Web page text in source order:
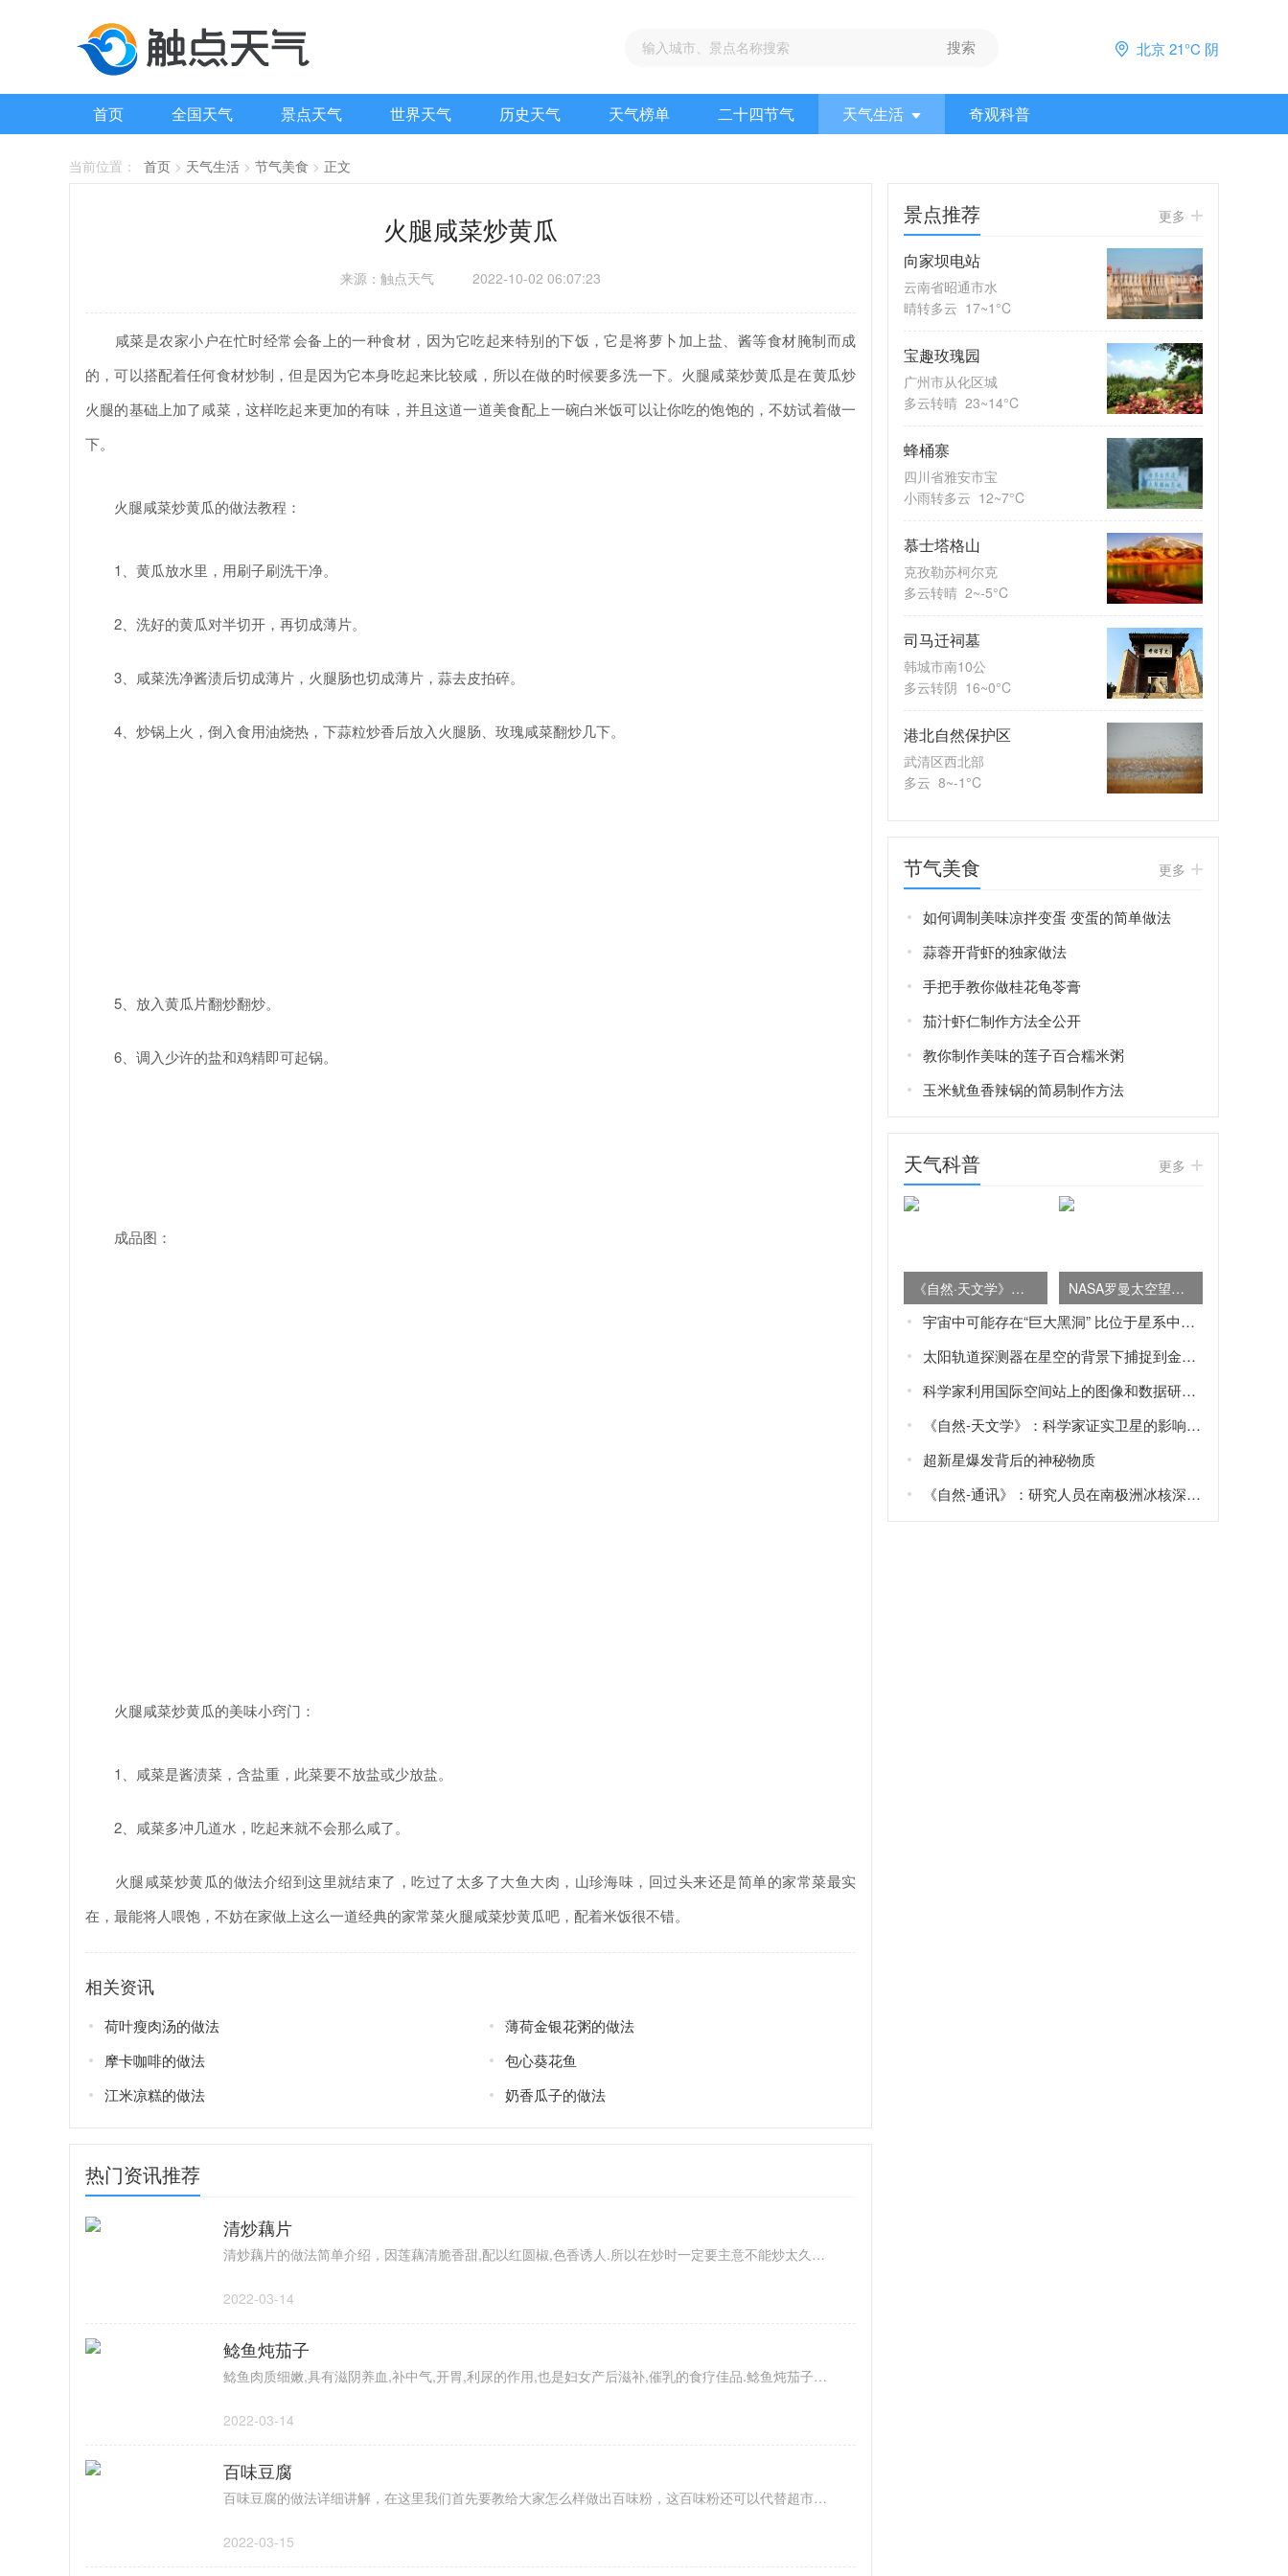
北京 21°C 阴
首页 全国天气 景点天气 世界天气 历史天气 天气榜单 二十四节气 天气生活 奇观科普
当前位置： 首页 > 天气生活 > 节气美食 > 正文
火腿咸菜炒黄瓜
来源：触点天气 2022-10-02 06:07:23
咸菜是农家小户在忙时经常会备上的一种食材，因为它吃起来特别的下饭，它是将萝卜加上盐、酱等食材腌制而成
的，可以搭配着任何食材炒制，但是因为它本身吃起来比较咸，所以在做的时候要多洗一下。火腿咸菜炒黄瓜是在黄瓜炒
火腿的基础上加了咸菜，这样吃起来更加的有味，并且这道一道美食配上一碗白米饭可以让你吃的饱饱的，不妨试着做一
下。
火腿咸菜炒黄瓜的做法教程：
1、黄瓜放水里，用刷子刷洗干净。
2、洗好的黄瓜对半切开，再切成薄片。
3、咸菜洗净酱渍后切成薄片，火腿肠也切成薄片，蒜去皮拍碎。
4、炒锅上火，倒入食用油烧热，下蒜粒炒香后放入火腿肠、玫瑰咸菜翻炒几下。
5、放入黄瓜片翻炒翻炒。
6、调入少许的盐和鸡精即可起锅。
成品图：
火腿咸菜炒黄瓜的美味小窍门：
1、咸菜是酱渍菜，含盐重，此菜要不放盐或少放盐。
2、咸菜多冲几道水，吃起来就不会那么咸了。
火腿咸菜炒黄瓜的做法介绍到这里就结束了，吃过了太多了大鱼大肉，山珍海味，回过头来还是简单的家常菜最实
在，最能将人喂饱，不妨在家做上这么一道经典的家常菜火腿咸菜炒黄瓜吧，配着米饭很不错。
相关资讯
荷叶瘦肉汤的做法
薄荷金银花粥的做法
摩卡咖啡的做法
包心葵花鱼
江米凉糕的做法
奶香瓜子的做法
热门资讯推荐
清炒藕片
清炒藕片的做法简单介绍，因莲藕清脆香甜,配以红圆椒,色香诱人.所以在炒时一定要主意不能炒太久了。炒藕片是一定要洗干净锅,这样炒出来才鲜亮不变色.
2022-03-14
鲶鱼炖茄子
鲶鱼肉质细嫩,具有滋阴养血,补中气,开胃,利尿的作用,也是妇女产后滋补,催乳的食疗佳品.鲶鱼炖茄子的做法非常简单是一道不错的家常美食！
2022-03-14
百味豆腐
百味豆腐的做法详细讲解，在这里我们首先要教给大家怎么样做出百味粉，这百味粉还可以代替超市里炸鸡腿粉。下面就来教你如何做出好吃的百味豆腐。
2022-03-15
景点推荐 更多
向家坝电站
云南省昭通市水
晴转多云 17~1°C
宝趣玫瑰园
广州市从化区城
多云转晴 23~14°C
蜂桶寨
四川省雅安市宝
小雨转多云 12~7°C
慕士塔格山
克孜勒苏柯尔克
多云转晴 2~-5°C
司马迁祠墓
韩城市南10公
多云转阴 16~0°C
港北自然保护区
武清区西北部
多云 8~-1°C
节气美食 更多
如何调制美味凉拌变蛋 变蛋的简单做法
蒜蓉开背虾的独家做法
手把手教你做桂花龟苓膏
茄汁虾仁制作方法全公开
教你制作美味的莲子百合糯米粥
玉米鱿鱼香辣锅的简易制作方法
天气科普 更多
《自然·天文学》杂志：地球大部分氮或源于内太阳系原行星尘埃盘 NASA罗曼太空望远镜的太空覆盖面积是哈勃望远镜的100倍
宇宙中可能存在“巨大黑洞” 比位于星系中央的“超大质量黑洞”还要大
太阳轨道探测器在星空的背景下捕捉到金星、地球和火星的画面
科学家利用国际空间站上的图像和数据研究“蓝色喷流”Blue jets和“怪异闪电”elves
《自然-天文学》：科学家证实卫星的影响可以解释土星旋转轴的倾斜
超新星爆发背后的神秘物质
《自然-通讯》：研究人员在南极洲冰核深处发现火星矿物——黄钾铁矾